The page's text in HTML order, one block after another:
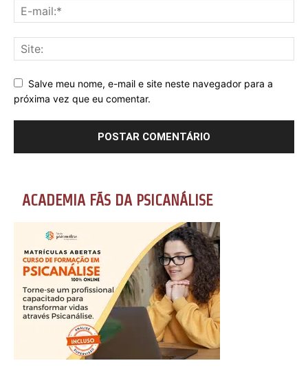
Salve meu nome, e-mail e site neste navegador para a
próxima vez que eu comentar.
ACADEMIA FÃS DA PSICANÁLISE